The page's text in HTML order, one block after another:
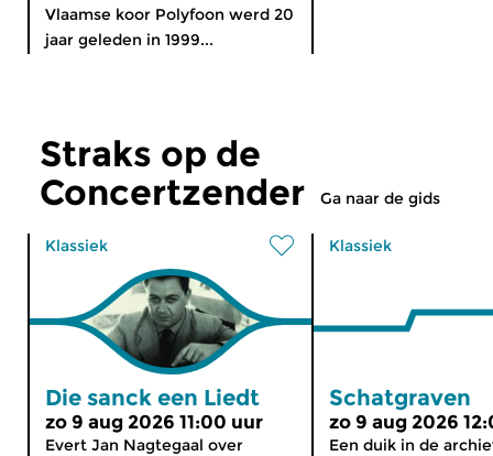
Vlaamse koor Polyfoon werd 20
jaar geleden in 1999...
Straks op de
Concertzender
Ga naar de gids
Klassiek
Die sanck een Liedt
zo 9 aug 2026 11:00 uur
Evert Jan Nagtegaal over
Klassiek
Schatgraven
zo 9 aug 2026
Een duik in de